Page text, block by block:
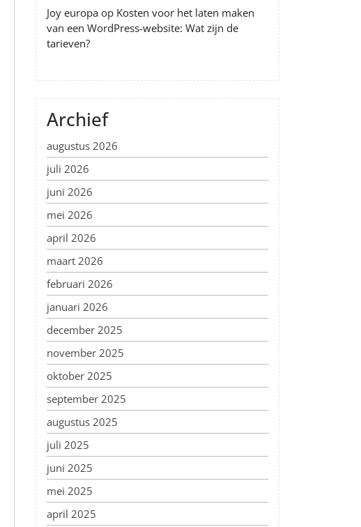
Joy europa op Kosten voor het laten maken
van een WordPress-website: Wat zijn de
tarieven?
Archief
augustus 2026
juli 2026
juni 2026
mei 2026
april 2026
maart 2026
februari 2026
januari 2026
december 2025
november 2025
oktober 2025
september 2025
augustus 2025
juli 2025
juni 2025
mei 2025
april 2025